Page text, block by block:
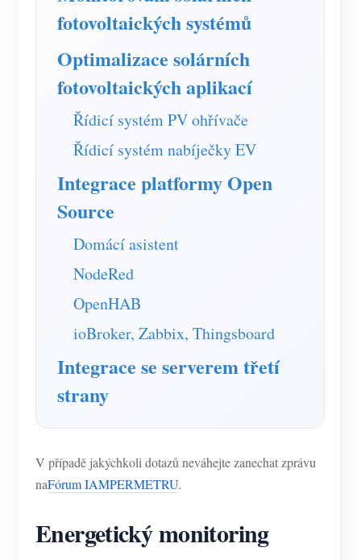
Simulátor IAMMETER
Virtuální měřič
Systém energetického předpovídání a simulace
Monitor energie solárního FV systému
Monitor spotřeby elektřiny
Řídicí systém PV ohřívače
Ukládat
Společenství
Vývojář
Prozkoumat
Program odměn
Kontakt
O nás
fotovoltaických systémů
Optimalizace solárních
fotovoltaických aplikací
Řídicí systém PV ohřívače
Řídicí systém nabíječky EV
Integrace platformy Open
Source
Domácí asistent
NodeRed
OpenHAB
ioBroker, Zabbix, Thingsboard
Integrace se serverem třetí
strany
V případě jakýchkoli dotazů neváhejte zanechat zprávu
naFórum IAMPERMETRU.
Energetický monitoring